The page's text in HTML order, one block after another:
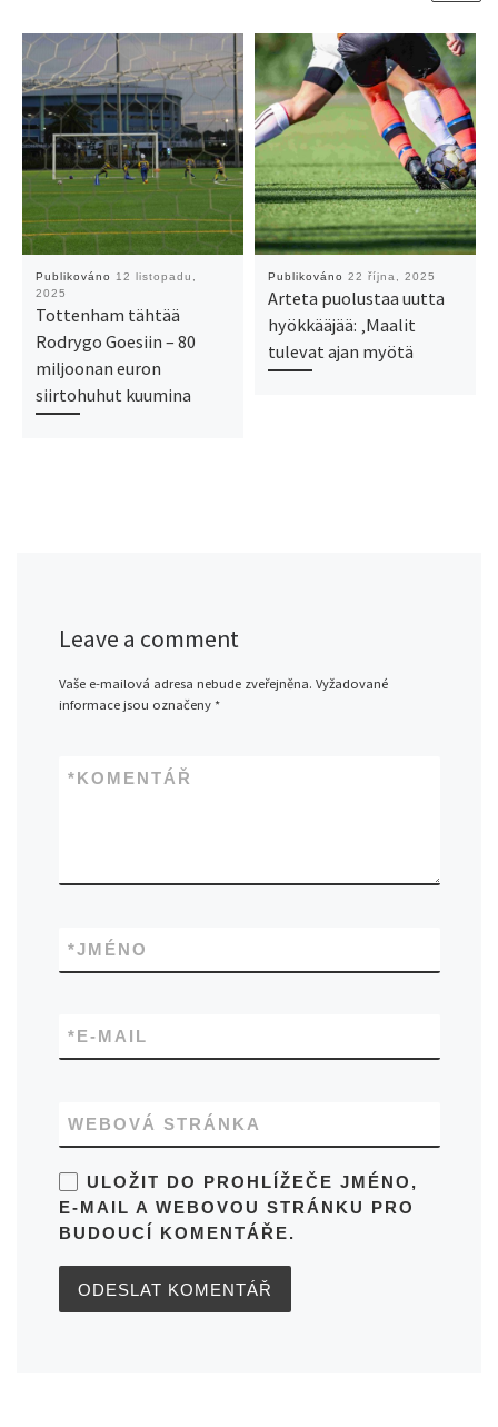
Publikováno
12 listopadu,
2025
Tottenham tähtää
Rodrygo Goesiin – 80
miljoonan euron
siirtohuhut kuumina
Publikováno 22 října, 2025
Arteta puolustaa uutta
hyökkääjää: ‚Maalit
tulevat ajan myötä
Leave a comment
Vaše e-mailová adresa nebude zveřejněna. Vyžadované
informace jsou označeny *
KOMENTÁŘ
*
JMÉNO
*
E-MAIL
*
WEBOVÁ STRÁNKA
ULOŽIT DO PROHLÍŽEČE JMÉNO,
E-MAIL A WEBOVOU STRÁNKU PRO
BUDOUCÍ KOMENTÁŘE.